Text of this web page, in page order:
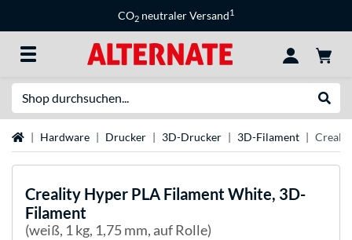
CO2 neutraler Versand1
StartseiteHardware Drucker 3D-Drucker 3D-Filament
Creality Hyper PLA Filament White, 3D-
Filament
(weiß, 1 kg, 1,75 mm, auf Rolle)